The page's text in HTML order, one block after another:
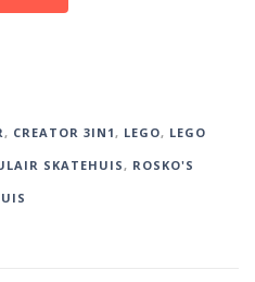
a
t
, CREATOR 3IN1, LEGO, LEGO
SKATEHUIS, ROSKO'S